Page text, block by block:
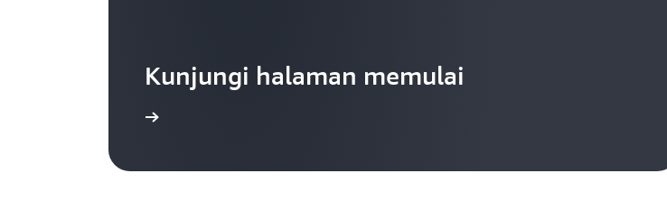
Kunjungi halaman memulai